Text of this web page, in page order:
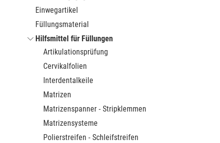
Einwegartikel
Füllungsmaterial
Hilfsmittel für Füllungen
Artikulationsprüfung
Cervikalfolien
Interdentalkeile
Matrizen
Matrizenspanner - Stripklemmen
Matrizensysteme
Polierstreifen - Schleifstreifen